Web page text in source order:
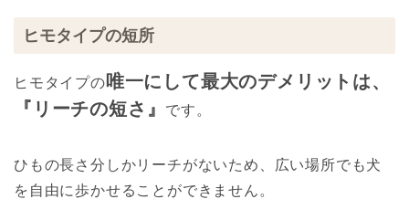
ヒモタイプの短所
ヒモタイプの 唯一にして最大のデメリットは、
『リーチの短さ』
です。
ひもの長さ分しかリーチがないため、広い場所でも犬
を自由に歩かせることができません。